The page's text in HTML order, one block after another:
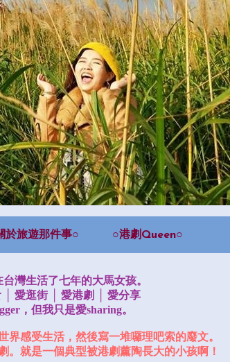
於旅遊那件事○ ○港劇Queen○
灣生活了七年的大馬女孩。
│ 愛逛街 │ 愛港劇 │ 愛分享
，但我只是愛sharing。
界感受生活，然後寫一堆囉理吧索的廢文。
。就是一個典型被港劇薰陶長大的小孩啊！